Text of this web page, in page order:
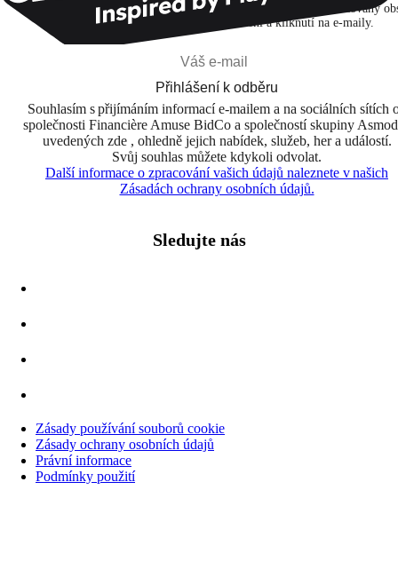
Přihlašuji se k odběru, abych objevoval hry, novinky a personalizovaný
na základě svých zájmů a svých otevření a kliknutí na e-maily.
Přihlášení k odběru
Souhlasím s přijímáním informací e-mailem a na sociálních sítích
společnosti Financière Amuse BidCo a společností skupiny
uvedených zde , ohledně jejich nabídek, služeb, her a událostí.
Svůj souhlas můžete kdykoli odvolat.
Další informace o zpracování vašich údajů naleznete v našich
Zásadách ochrany osobních údajů.
Sledujte nás
Zásady používání souborů cookie
Zásady ochrany osobních údajů
Právní informace
Podmínky použití